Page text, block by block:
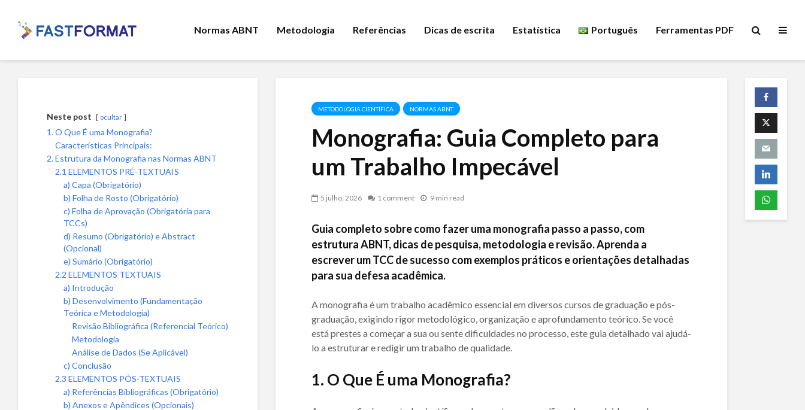
Normas ABNT Metodologia Referências Dicas de escrita Estatística Português Ferramentas PDF
METODOLOGIA CIENTÍFICA NORMAS ABNT
Monografia: Guia Completo para
um Trabalho Impecável
5 julho, 2026 1 comment 9 min read
Guia completo sobre como fazer uma monografia passo a passo, com
estrutura ABNT, dicas de pesquisa, metodologia e revisão. Aprenda a
escrever um TCC de sucesso com exemplos práticos e orientações detalhadas
para sua defesa acadêmica.
A monografia é um trabalho acadêmico essencial em diversos cursos de graduação e pós-
graduação, exigindo rigor metodológico, organização e aprofundamento teórico. Se você
está prestes a começar a sua ou sente dificuldades no processo, este guia detalhado vai ajudá-
lo a estruturar e redigir um trabalho de qualidade.
1. O Que É uma Monografia?
Neste post ocultar
1. O Que É uma Monografia?
Características Principais:
2. Estrutura da Monografia nas Normas ABNT
2.1 ELEMENTOS PRÉ-TEXTUAIS
a) Capa (Obrigatório)
b) Folha de Rosto (Obrigatório)
c) Folha de Aprovação (Obrigatória para
TCCs)
d) Resumo (Obrigatório) e Abstract
(Opcional)
e) Sumário (Obrigatório)
2.2 ELEMENTOS TEXTUAIS
a) Introdução
b) Desenvolvimento (Fundamentação
Teórica e Metodologia)
Revisão Bibliográfica (Referencial Teórico)
Metodologia
Análise de Dados (Se Aplicável)
c) Conclusão
2.3 ELEMENTOS PÓS-TEXTUAIS
a) Referências Bibliográficas (Obrigatório)
b) Anexos e Apêndices (Opcionais)